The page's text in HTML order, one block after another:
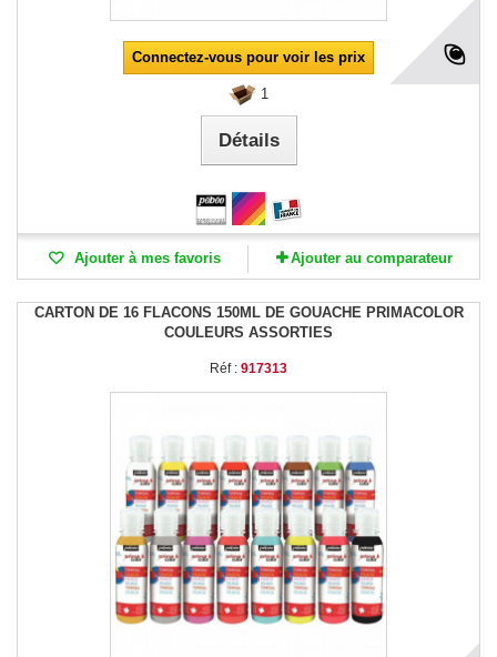
Connectez-vous pour voir les prix
1
Détails
Ajouter à mes favoris Ajouter au comparateur
CARTON DE 16 FLACONS 150ML DE GOUACHE PRIMACOLOR
COULEURS ASSORTIES
Réf : 917313